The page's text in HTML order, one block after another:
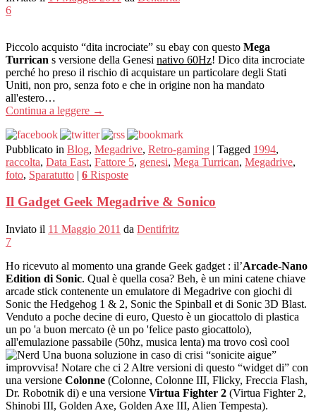
6
Piccolo acquisto “dita incrociate” su ebay con questo Mega
Turrican s versione della Genesi nativo 60Hz! Dico dita incrociate
perché ho preso il rischio di acquistare un particolare degli Stati
Uniti, non pro, senza foto e che in origine non ha mandato
all'estero…
Continua a leggere →
Pubblicato in Blog, Megadrive, Retro-gaming | Tagged 1994,
raccolta, Data East, Fattore 5, genesi, Mega Turrican, Megadrive,
foto, Sparatutto | 6 Risposte
Il Gadget Geek Megadrive & Sonico
Inviato il 11 Maggio 2011 da Dentifritz
7
Ho ricevuto al momento una grande Geek gadget : il’Arcade-Nano
Edition di Sonic. Qual è quella cosa? Beh, è ​​un mini catene chiave
arcade stick contenente un emulatore di Megadrive con giochi di
Sonic the Hedgehog 1 & 2, Sonic the Spinball et di Sonic 3D Blast.
Venduto a poche decine di euro, Questo è un giocattolo di plastica
un po 'a buon mercato (è un po 'felice pasto giocattolo),
all'emulazione passabile (50hz, musica lenta) ma trovo così cool
Una buona soluzione in caso di crisi “sonicite aigue”
improvvisa! Notare che ci 2 Altre versioni di questo “widget di” con
una versione Colonne (Colonne, Colonne III, Flicky, Freccia Flash,
Dr. Robotnik di) e una versione Virtua Fighter 2 (Virtua Fighter 2,
Shinobi III, Golden Axe, Golden Axe III, Alien Tempesta).